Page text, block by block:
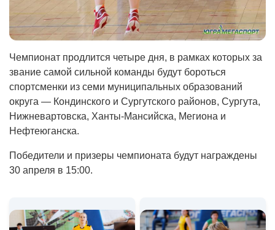
Чемпионат продлится четыре дня, в рамках которых за
звание самой сильной команды будут бороться
спортсменки из семи муниципальных образований
округа — Кондинского и Сургутского районов, Сургута,
Нижневартовска, Ханты-Мансийска, Мегиона и
Нефтеюганска.
Победители и призеры чемпионата будут награждены
30 апреля в 15:00.